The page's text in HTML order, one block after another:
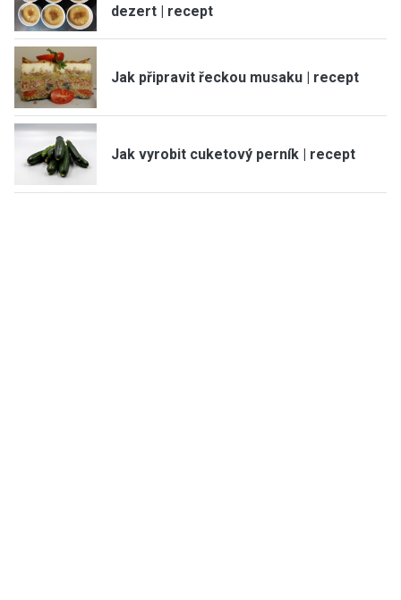
dezert | recept
Jak připravit řeckou musaku | recept
Jak vyrobit cuketový perník | recept